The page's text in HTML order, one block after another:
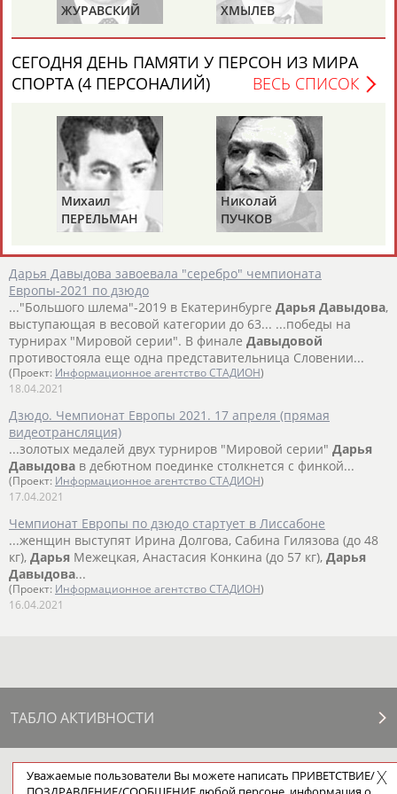
"Большой шлем" в Казани
...Фуной Тонаки. В весе до 57 кг чемпионка Европейских
игр-2019ДарьяМежецкая проиграла француженке Элен
Ресевё, причем в... ...ot;Мастерса" Мадина Таймазова и
действующая победительница российского этапа "Мировой
серии" Дарья Давыдова. ...
06.05.2021
Объявлен состав сборной России по дзюдо на турнир
"Большого шлема" в Казани
...серии", в том числе, все трое действующих победителей:
Давыдова(63 кг) и чемпионы Европы Арман Адамян
(100 кг)...
Информационное агентство СТАДИОН)
Дарья Давыдова завоевала "серебро" чемпионата
Европы-2021 по дзюдо
..."Большого шлема"-2019 в Екатеринбурге Дарья Давыдова,
выступающая в весовой категории до 63... ...победы на
турнирах "Мировой серии". В финале Давыдовой
противостояла еще одна представительница Словении...
(Проект: Информационное агентство СТАДИОН)
18.04.2021
Дзюдо. Чемпионат Европы 2021. 17 апреля (прямая
видеотрансляция)
...золотых медалей двух турниров "Мировой серии" Дарья
Давыдова в дебютном поединке столкнется с финкой...
(Проект: Информационное агентство СТАДИОН)
17.04.2021
Чемпионат Европы по дзюдо стартует в Лиссабоне
...женщин выступят Ирина Долгова, Сабина Гилязова (до 48
кг), Дарья Межецкая, Анастасия Конкина (до 57 кг), Дарья
Давыдова...
(Проект: Информационное агентство СТАДИОН)
16.04.2021
ТАБЛО АКТИВНОСТИ
ЦЕЛИ ПРОЕКТА КОНТАКТЫ НАШИ КНОПКИ РЕКЛАМА
ЖУРАВСКИЙ
ХМЫЛЕВ
СЕГОДНЯ ДЕНЬ ПАМЯТИ У ПЕРСОН ИЗ МИРА
СПОРТА (4 ПЕРСОНАЛИЙ)
ВЕСЬ СПИСОК
Михаил
ПЕРЕЛЬМАН
(ПЕРЛЬМАН)
Николай
ПУЧКОВ
Уважаемые пользователи Вы можете написать ПРИВЕТСТВИЕ/